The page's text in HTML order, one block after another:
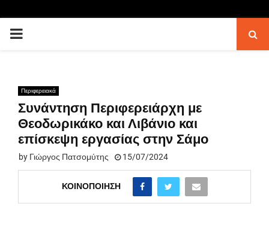
PRIMARY
Περιφερειακά
Συνάντηση Περιφερειάρχη με
Θεοδωρικάκο και Λιβάνιο και
επίσκεψη εργασίας στην Σάμο
by Γιώργος Πατσομύτης 15/07/2024
ΚΟΙΝΟΠΟΊΗΣΗ